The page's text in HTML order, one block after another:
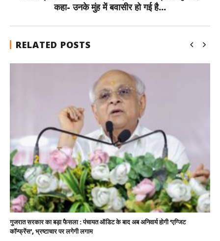
कहा- उनके मुंह में बवासीर हो गई है...
RELATED POSTS
गुजरात सरकार का बड़ा फैसला : पंचायत ऑडिट के बाद अब अनिवार्य होगी ‘एग्जिट
कॉन्फ्रेंस’, भ्रष्टाचार पर लगेगी लगाम